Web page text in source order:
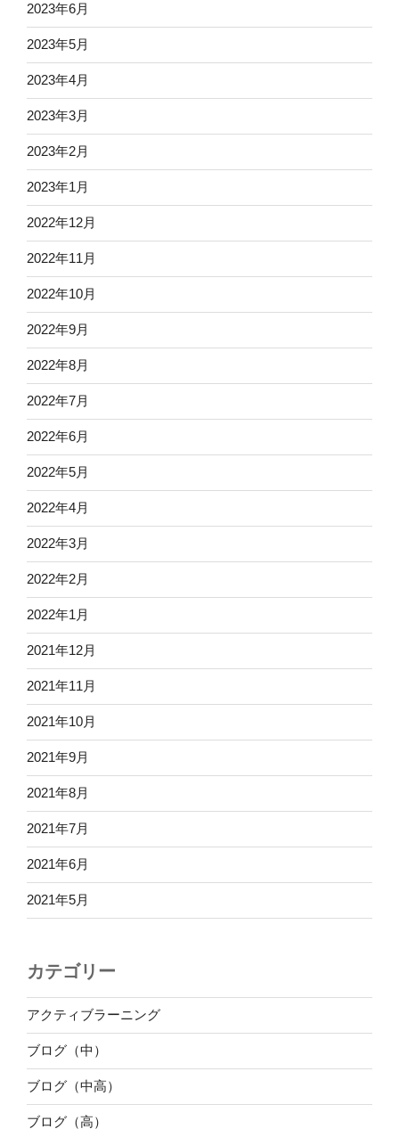
2023年6月
2023年5月
2023年4月
2023年3月
2023年2月
2023年1月
2022年12月
2022年11月
2022年10月
2022年9月
2022年8月
2022年7月
2022年6月
2022年5月
2022年4月
2022年3月
2022年2月
2022年1月
2021年12月
2021年11月
2021年10月
2021年9月
2021年8月
2021年7月
2021年6月
2021年5月
カテゴリー
アクティブラーニング
ブログ（中）
ブログ（中高）
ブログ（高）